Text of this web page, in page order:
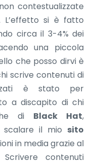
contestualizzate
L’effetto si è fatto
circa il 3-4% dei
una piccola
che posso dirvi è
scrive contenuti di
è stato per
a discapito di chi
di Black Hat,
scalare il mio sito
in media grazie al
contenuti